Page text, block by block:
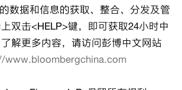
数据和信息的获取、整合、分发及管
双击<HELP>键，即可获取24小时中
解更多内容，请访问彭博中文网站
www.bloombergchina.com